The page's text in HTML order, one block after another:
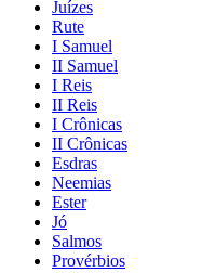
Juízes
Rute
I Samuel
II Samuel
I Reis
II Reis
I Crônicas
II Crônicas
Esdras
Neemias
Ester
Jó
Salmos
Provérbios